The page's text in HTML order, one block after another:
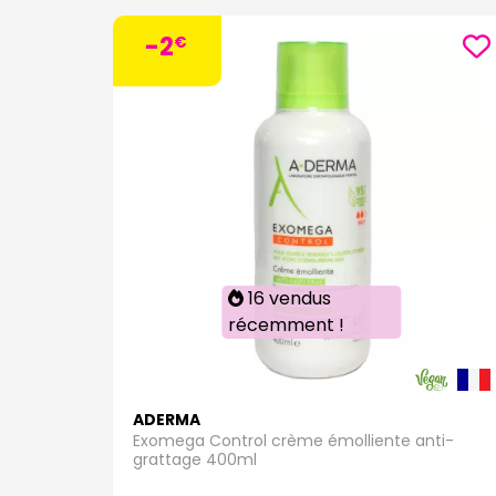
-
-
-2€
16 vendus
récemment !
ADERMA
Exomega Control crème émolliente anti-
grattage 400ml